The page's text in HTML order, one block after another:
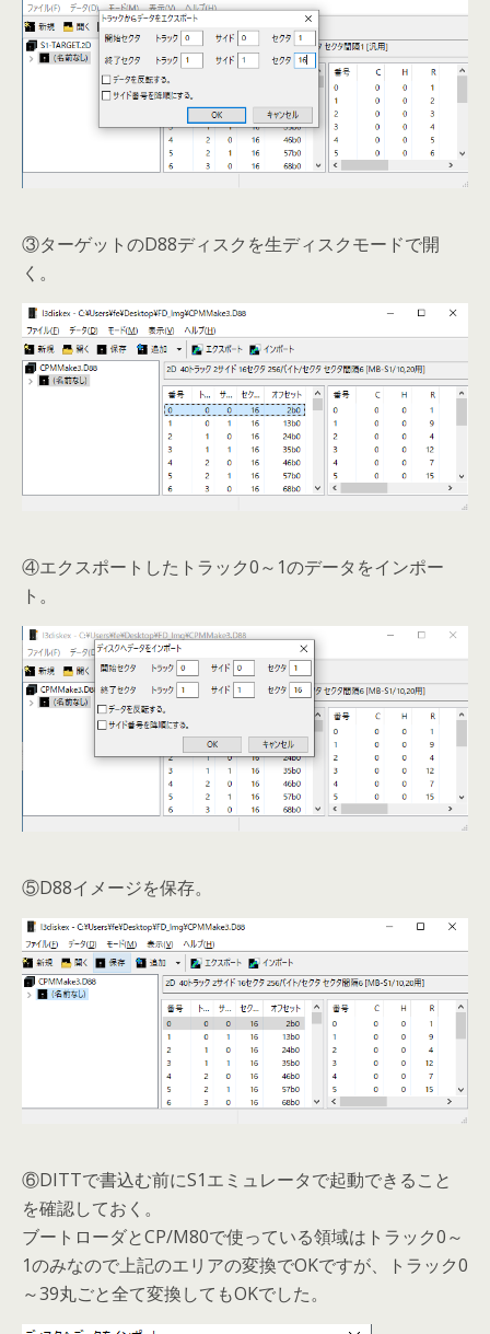
③ターゲットのD88ディスクを生ディスクモードで開
く。
④エクスポートしたトラック0～1のデータをインポー
ト。
⑤D88イメージを保存。
⑥DITTで書込む前にS1エミュレータで起動できること
を確認しておく。
ブートローダとCP/M80で使っている領域はトラック0～
1のみなので上記のエリアの変換でOKですが、トラック0
～39丸ごと全て変換してもOKでした。